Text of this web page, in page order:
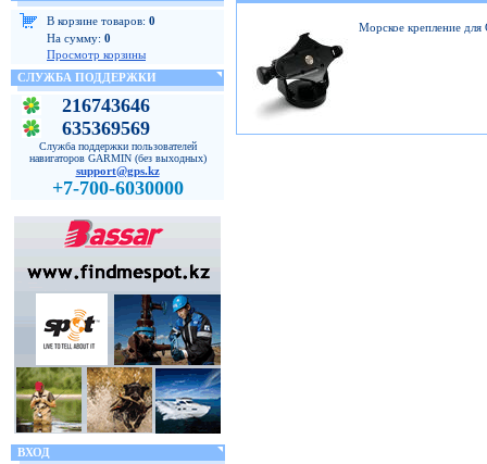
В корзине товаров: 0
На сумму: 0
Просмотр корзины
СЛУЖБА ПОДДЕРЖКИ
216743646
635369569
Служба поддержки пользователей
навигаторов GARMIN (без выходных)
support@gps.kz
+7-700-6030000
ВХОД
Морское крепление